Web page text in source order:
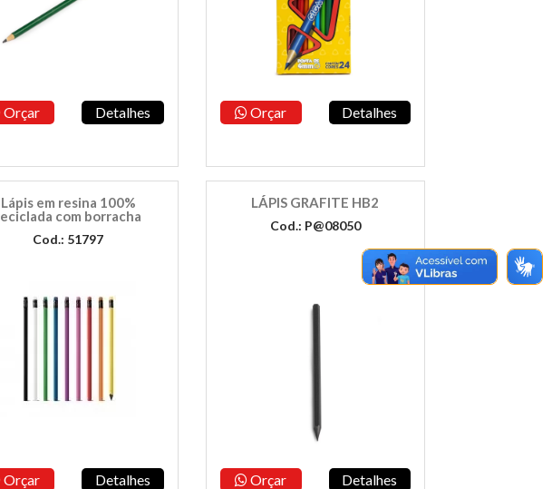
Orçar Detalhes Orçar Detalhes
Lápis em resina 100%
com borracha
Cod.: 51797
Orçar Detalhes
LÁPIS GRAFITE HB2
Cod.: P@08050
Orçar Detalhes